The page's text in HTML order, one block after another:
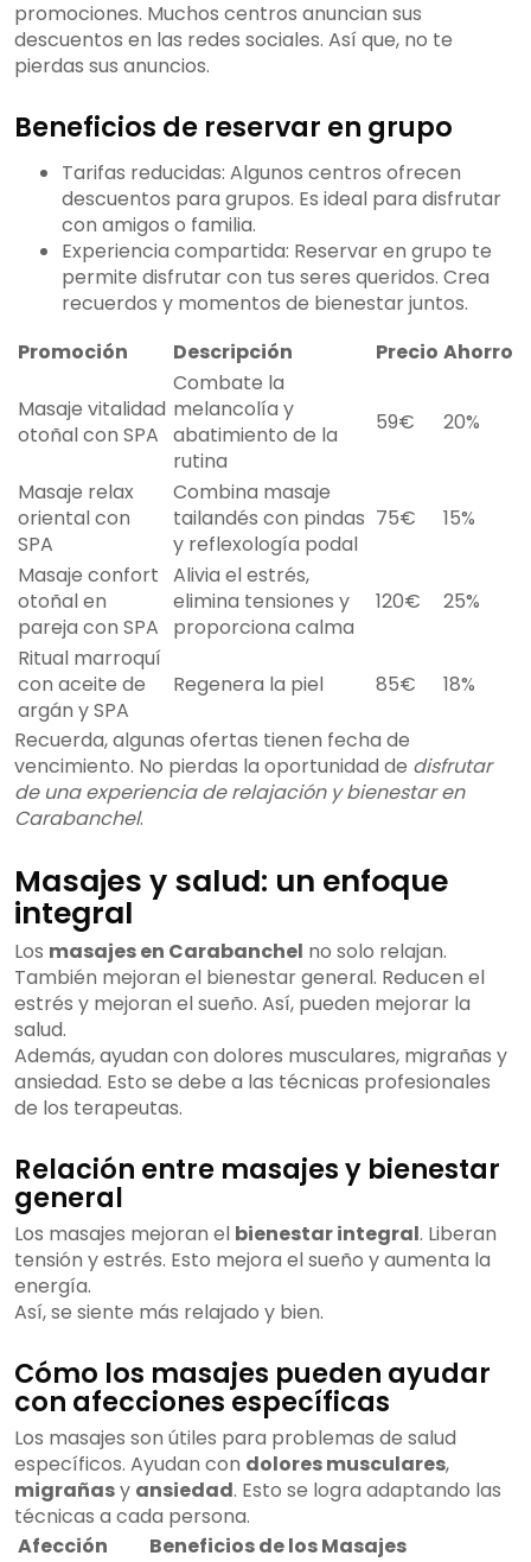
promociones. Muchos centros anuncian sus
descuentos en las redes sociales. Así que, no te
pierdas sus anuncios.
Beneficios de reservar en grupo
Tarifas reducidas: Algunos centros ofrecen
descuentos para grupos. Es ideal para disfrutar
con amigos o familia.
Experiencia compartida: Reservar en grupo te
permite disfrutar con tus seres queridos. Crea
recuerdos y momentos de bienestar juntos.
Promoción
Descripción Precio Ahorro
Masaje vitalidad
otoñal con SPA
Combate la
melancolía y
abatimiento de la
rutina
59€ 20%
Masaje relax
oriental con
SPA
Combina masaje
tailandés con pindas
y reflexología podal
75€ 15%
Masaje confort
otoñal en
pareja con SPA
Alivia el estrés,
elimina tensiones y
proporciona calma
120€ 25%
Ritual marroquí
con aceite de
argán y SPA
Regenera la piel 85€ 18%
Recuerda, algunas ofertas tienen fecha de
vencimiento. No pierdas la oportunidad de disfrutar
de una experiencia de relajación y bienestar en
Carabanchel.
Masajes y salud: un enfoque
integral
Los masajes en Carabanchel no solo relajan.
También mejoran el bienestar general. Reducen el
estrés y mejoran el sueño. Así, pueden mejorar la
salud.
Además, ayudan con dolores musculares, migrañas y
ansiedad. Esto se debe a las técnicas profesionales
de los terapeutas.
Relación entre masajes y bienestar
general
Los masajes mejoran el bienestar integral. Liberan
tensión y estrés. Esto mejora el sueño y aumenta la
energía.
Así, se siente más relajado y bien.
Cómo los masajes pueden ayudar
con afecciones específicas
Los masajes son útiles para problemas de salud
específicos. Ayudan con dolores musculares,
migrañasy ansiedad. Esto se logra adaptando las
técnicas a cada persona.
Afección
Beneficios de los Masajes